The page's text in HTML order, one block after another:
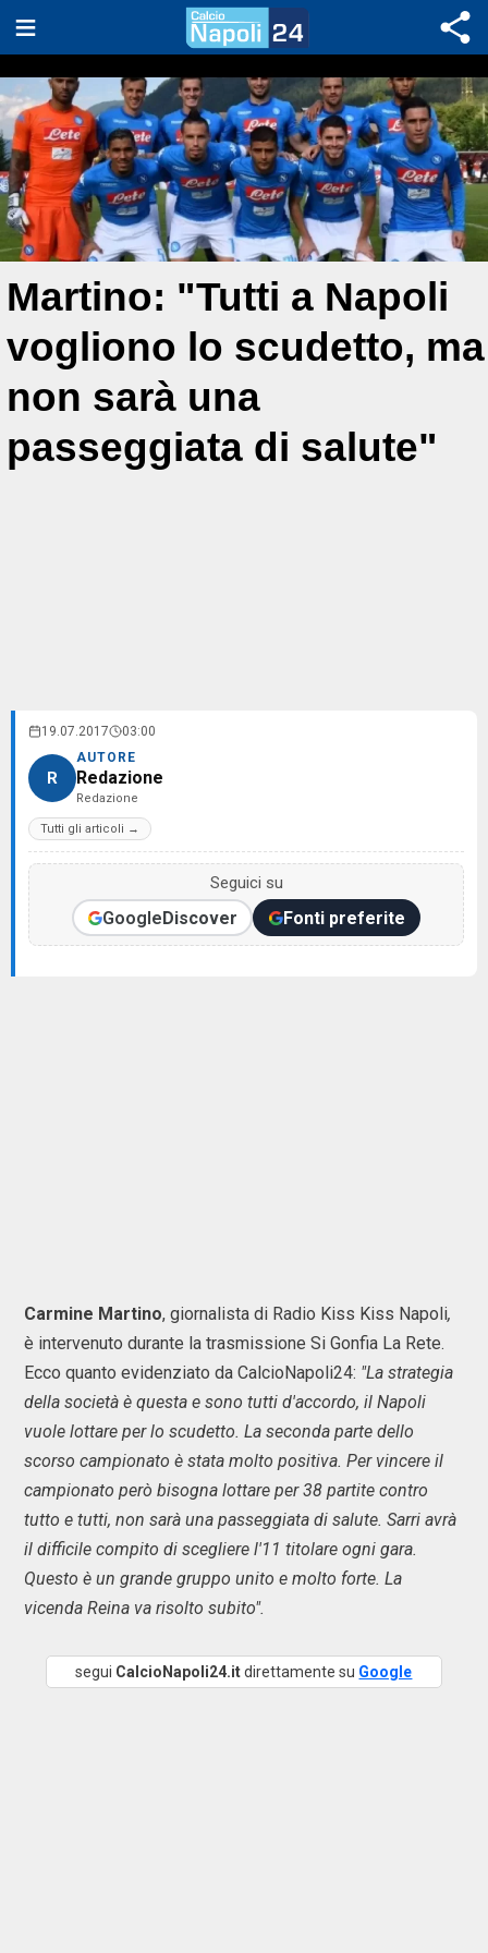
Martino: "Tutti a Napoli
vogliono lo scudetto, ma
non sarà una
passeggiata di salute"
19.07.2017 03:00
R
AUTORE
Redazione
Redazione
Tutti gli articoli →
Seguici su
GoogleDiscover Fonti preferite
Carmine Martino, giornalista di Radio Kiss Kiss Napoli,
è intervenuto durante la trasmissione Si Gonfia La Rete.
Ecco quanto evidenziato da CalcioNapoli24: "La strategia
della società è questa e sono tutti d'accordo, il Napoli
vuole lottare per lo scudetto. La seconda parte dello
scorso campionato è stata molto positiva. Per vincere il
campionato però bisogna lottare per 38 partite contro
tutto e tutti, non sarà una passeggiata di salute. Sarri avrà
il difficile compito di scegliere l'11 titolare ogni gara.
Questo è un grande gruppo unito e molto forte. La
vicenda Reina va risolto subito".
segui CalcioNapoli24.itdirettamente su Google